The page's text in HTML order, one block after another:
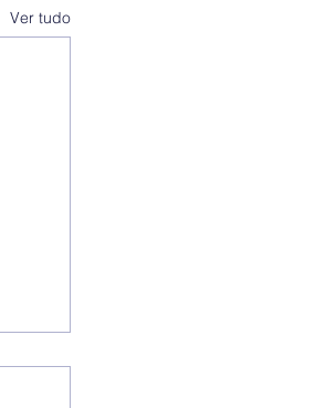
Ver tudo